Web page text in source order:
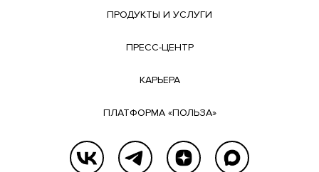
ПРОДУКТЫ И УСЛУГИ
ПРЕСС-ЦЕНТР
КАРЬЕРА
ПЛАТФОРМА «ПОЛЬЗА»